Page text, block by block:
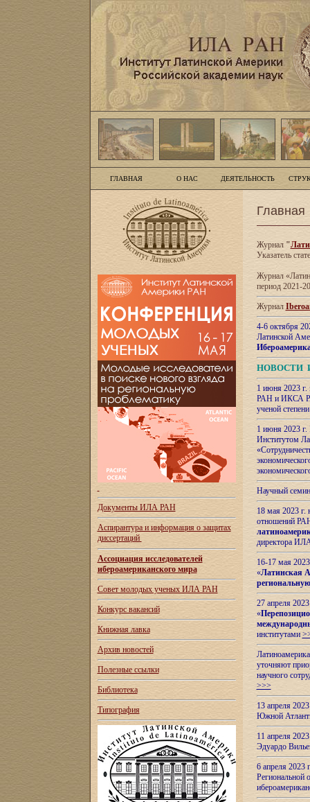
ГЛАВНАЯ О НАС ДЕЯТЕЛЬНОСТЬ
Документы ИЛА РАН
Аспирантура и информация о защитах
диссертаций
Ассоциация исследователей
ибероамериканского мира
Совет молодых ученых ИЛА РАН
Конкурс вакансий
Книжная лавка
Архив новостей
Полезные ссылки
Библиотека
Типография
Главная
Журнал"
Указатель
Журнал
период 2021-
Журнал
4-6 октября
Латинской
НОВОСТИ
1 июня 2023
РАН и ИКСА
ученой
1 июня 2023
Институтом
Научный
18 мая 2023
отношений
директора
16-17 мая
«Латинская
27 апреля
«
институтами
уточняют
научного
>>>
13 апреля
Южной
11 апреля
Эдуардо
6 апреля
Региональной